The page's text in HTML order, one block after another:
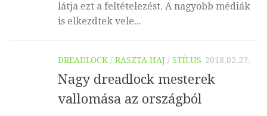
látja ezt a feltételezést. A nagyobb médiák
is elkezdtek vele...
DREADLOCK / RASZTA HAJ / STÍLUS 2018.02.27.
Nagy dreadlock mesterek
vallomása az országból